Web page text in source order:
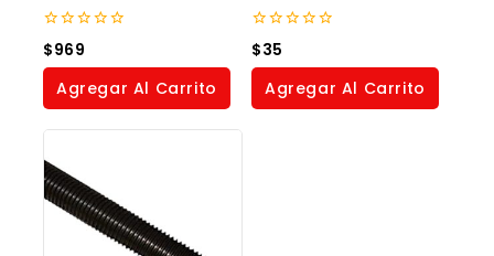
0
out
of
$969
Agregar Al Carrito
0
out
of
$35
Agregar Al Carrito